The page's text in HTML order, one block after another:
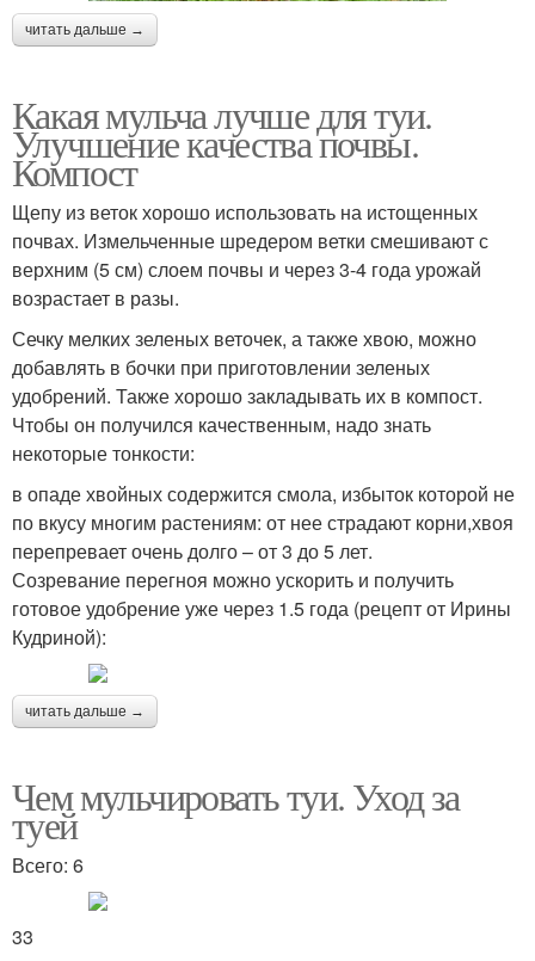
читать дальше →
Какая мульча лучше для туи.
Улучшение качества почвы.
Компост
Щепу из веток хорошо использовать на истощенных
почвах. Измельченные шредером ветки смешивают с
верхним (5 см) слоем почвы и через 3-4 года урожай
возрастает в разы.
Сечку мелких зеленых веточек, а также хвою, можно
добавлять в бочки при приготовлении зеленых
удобрений. Также хорошо закладывать их в компост.
Чтобы он получился качественным, надо знать
некоторые тонкости:
в опаде хвойных содержится смола, избыток которой не
по вкусу многим растениям: от нее страдают корни,хвоя
перепревает очень долго – от 3 до 5 лет.
Созревание перегноя можно ускорить и получить
готовое удобрение уже через 1.5 года (рецепт от Ирины
Кудриной):
читать дальше →
Чем мульчировать туи. Уход за
туей
Всего: 6
33